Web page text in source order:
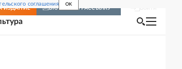
соглашения OK
ИЗДАНИЕ ВКЛЮЧИТЬ РАССЫЛКУ